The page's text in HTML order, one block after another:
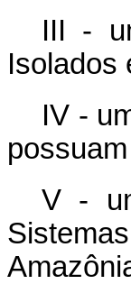
III -
Isolados
IV -
V -